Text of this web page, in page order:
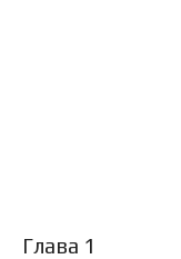
Глава 1